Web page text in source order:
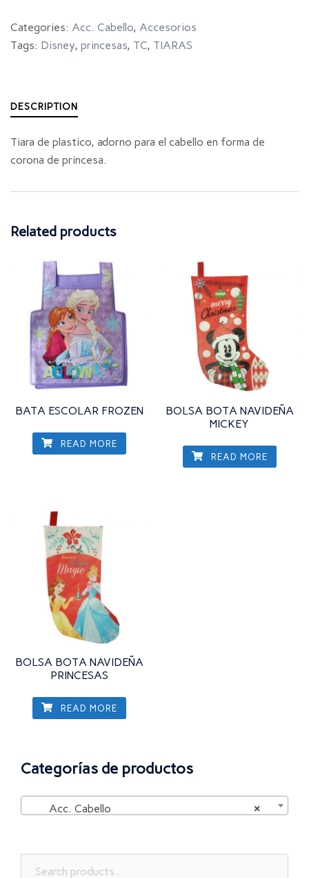
Categories: Acc. Cabello, Accesorios
Tags: Disney, princesas, TC, TIARAS
DESCRIPTION
Tiara de plastico, adorno para el cabello en forma de
corona de princesa.
Related products
BATA ESCOLAR FROZEN
READ MORE
BOLSA BOTA NAVIDEÑA
MICKEY
READ MORE
BOLSA BOTA NAVIDEÑA
PRINCESAS
READ MORE
Categorías de productos
×
Acc. Cabello